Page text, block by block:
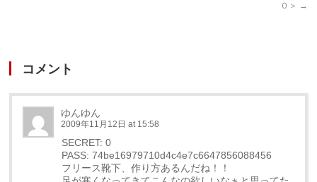
０＞ →
コメント
ゆんゆん
2009年11月12日 at 15:58
SECRET: 0
PASS: 74be16979710d4c4e7c6647856088456
フリース靴下、作り方あるんだね！！